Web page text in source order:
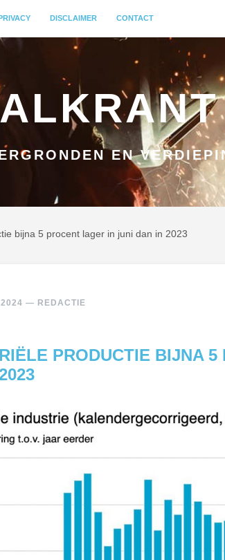
DISCLAIMER CONTACT
EN
bijna 5 procent lager in juni dan in 2023
— REDACTIE
PRODUCTIE BIJNA